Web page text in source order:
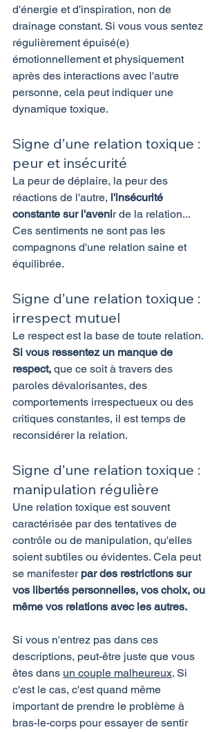
d'énergie et d'inspiration, non de
drainage constant. Si vous vous sentez
régulièrement épuisé(e)
émotionnellement et physiquement
après des interactions avec l'autre
personne, cela peut indiquer une
dynamique toxique.
Signe d’une relation toxique :
peur et insécurité
La peur de déplaire, la peur des
réactions de l'autre, l'insécurité
constante sur l'avenir de la relation...
Ces sentiments ne sont pas les
compagnons d'une relation saine et
équilibrée.
Signe d’une relation toxique :
irrespect mutuel
Le respect est la base de toute relation.
Si vous ressentez un manque de
respect, que ce soit à travers des
paroles dévalorisantes, des
comportements irrespectueux ou des
critiques constantes, il est temps de
reconsidérer la relation.
Signe d’une relation toxique :
manipulation régulière
Une relation toxique est souvent
caractérisée par des tentatives de
contrôle ou de manipulation, qu'elles
soient subtiles ou évidentes. Cela peut
se manifester par des restrictions sur
vos libertés personnelles, vos choix, ou
même vos relations avec les autres.
Si vous n'entrez pas dans ces
descriptions, peut-être juste que vous
êtes dans un couple malheureux. Si
c'est le cas, c'est quand même
important de prendre le problème à
bras-le-corps pour essayer de sentir